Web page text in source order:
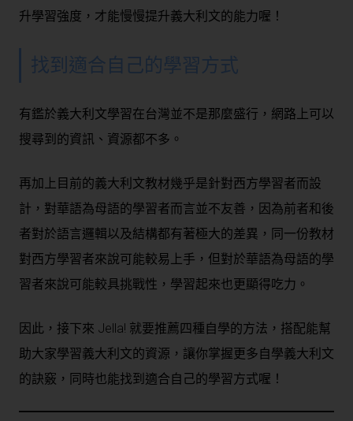
升學習強度，才能慢慢提升義大利文的能力喔！
找到適合自己的學習方式
有鑑於義大利文學習在台灣並不是那麼盛行，網路上可以
搜尋到的資訊、資源都不多。
再加上目前的義大利文教材幾乎是針對西方學習者而設
計，對華語為母語的學習者而言並不友善，因為前者和後
者對於語言邏輯以及結構都有著極大的差異，同一份教材
對西方學習者來說可能較易上手，但對於華語為母語的學
習者來說可能較具挑戰性，學習起來也更顯得吃力。
因此，接下來 Jella! 就要推薦四種自學的方法，搭配能幫
助大家學習義大利文的資源，讓你掌握更多自學義大利文
的訣竅，同時也能找到適合自己的學習方式喔！